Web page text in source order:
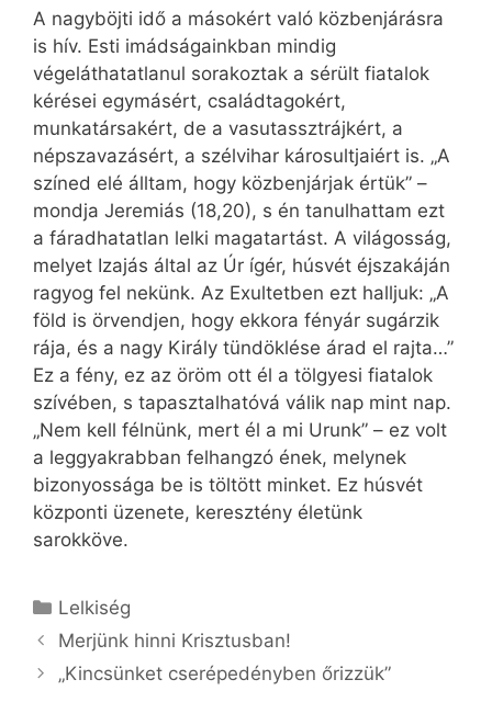
A nagyböjti idő a másokért való közbenjárásra
is hív. Esti imádságainkban mindig
végeláthatatlanul sorakoztak a sérült fiatalok
kérései egymásért, családtagokért,
munkatársakért, de a vasutassztrájkért, a
népszavazásért, a szélvihar károsultjaiért is. „A
színed elé álltam, hogy közbenjárjak értük” –
mondja Jeremiás (18,20), s én tanulhattam ezt
a fáradhatatlan lelki magatartást. A világosság,
melyet Izajás által az Úr ígér, húsvét éjszakáján
ragyog fel nekünk. Az Exultetben ezt halljuk: „A
föld is örvendjen, hogy ekkora fényár sugárzik
rája, és a nagy Király tündöklése árad el rajta…”
Ez a fény, ez az öröm ott él a tölgyesi fiatalok
szívében, s tapasztalhatóvá válik nap mint nap.
„Nem kell félnünk, mert él a mi Urunk” – ez volt
a leggyakrabban felhangzó ének, melynek
bizonyossága be is töltött minket. Ez húsvét
központi üzenete, keresztény életünk
sarokköve.
Kategória
Lelkiség
Merjünk hinni Krisztusban!
„Kincsünket cserépedényben őrizzük”